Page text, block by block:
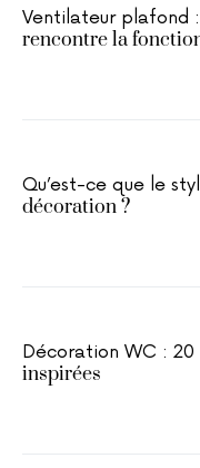
Ventilateur plafond
rencontre la
Qu’est-ce que le
décoration ?
Décoration WC :
inspirées